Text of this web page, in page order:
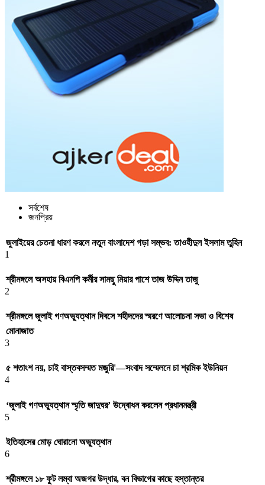
সর্বশেষ
জনপ্রিয়
জুলাইয়ের চেতনা ধারণ করলে নতুন বাংলাদেশ গড়া সম্ভব: তাওহীদুল ইসলাম তুহিন
1
শ্রীমঙ্গলে অসহায় বিএনপি কর্মীর সামছু মিয়ার পাশে তাজ উদ্দিন তাজু
2
শ্রীমঙ্গলে জুলাই গণঅভ্যুত্থান দিবসে শহীদদের স্মরণে আলোচনা সভা ও বিশেষ
মোনাজাত
3
৫ শতাংশ নয়, চাই বাস্তবসম্মত মজুরি'—সংবাদ সম্মেলনে চা শ্রমিক ইউনিয়ন
4
‘জুলাই গণঅভ্যুত্থান স্মৃতি জাদুঘর’ উদ্বোধন করলেন প্রধানমন্ত্রী
5
ইতিহাসের মোড় ঘোরানো অভ্যুত্থান
6
শ্রীমঙ্গলে ১৮ ফুট লম্বা অজগর উদ্ধার, বন বিভাগের কাছে হস্তান্তর